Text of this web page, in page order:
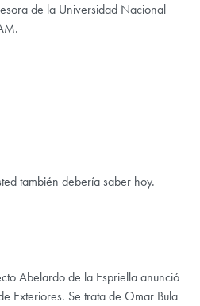
de la Universidad Nacional
también debería saber hoy.
Abelardo de la Espriella anunció
Exteriores. Se trata de Omar Bula